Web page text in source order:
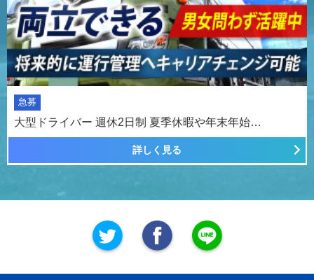
急募
大型ドライバー 週休2日制 夏季休暇や年末年始…
詳しく見る